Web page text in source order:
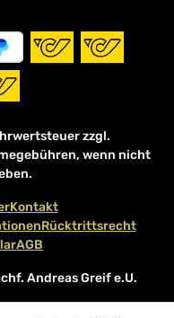
zzgl.
wenn nicht
Andreas Greif e.U.
Kontakt
Rücktrittsrecht
AGB